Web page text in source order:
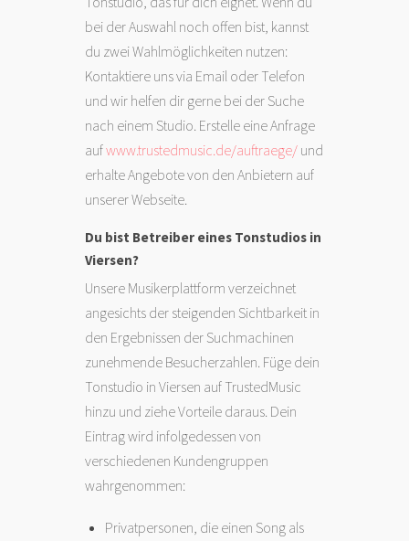
bei der Auswahl noch offen bist, kannst
du zwei Wahlmöglichkeiten nutzen:
Kontaktiere uns via Email oder Telefon
und wir helfen dir gerne bei der Suche
nach einem Studio. Erstelle eine Anfrage
aufwww.trustedmusic.de/auftraege/ und
erhalte Angebote von den Anbietern auf
unserer Webseite.
Du bist Betreiber eines Tonstudios in
Viersen?
Unsere Musikerplattform verzeichnet
angesichts der steigenden Sichtbarkeit in
den Ergebnissen der Suchmachinen
zunehmende Besucherzahlen. Füge dein
Tonstudio in Viersen auf TrustedMusic
hinzu und ziehe Vorteile daraus. Dein
Eintrag wird infolgedessen von
verschiedenen Kundengruppen
wahrgenommen:
Privatpersonen, die einen Song als